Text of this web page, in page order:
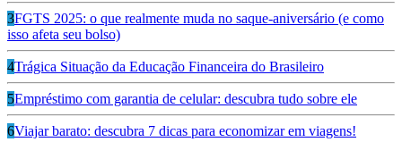
3FGTS 2025: o que realmente muda no saque-aniversário (e como
isso afeta seu bolso)
4Trágica Situação da Educação Financeira do Brasileiro
5Empréstimo com garantia de celular: descubra tudo sobre ele
6Viajar barato: descubra 7 dicas para economizar em viagens!